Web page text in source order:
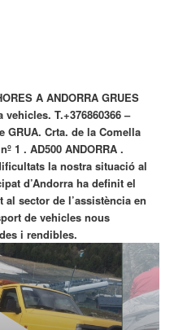
A ANDORRA GRUES
T.+376860366 –
GRUA. Crta. de la Comella
1 . AD500 ANDORRA .
la nostra situació al
d’Andorra ha definit el
al sector de l’assistència en
de vehicles nous
i rendibles.